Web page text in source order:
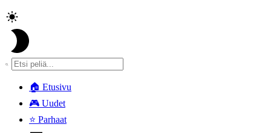
🏠 Etusivu
🎮 Uudet
⭐ Parhaat